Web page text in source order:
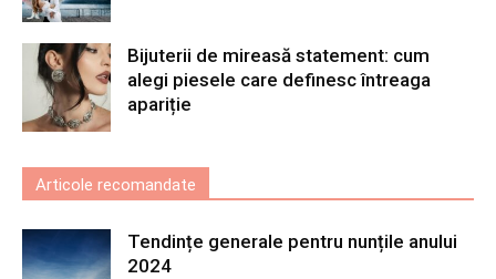
Bijuterii de mireasă statement: cum
alegi piesele care definesc întreaga
apariție
Articole recomandate
Tendințe generale pentru nunțile anului
2024